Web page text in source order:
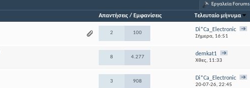
Εργαλεία Forums
Απαντήσεις/ Εμφανίσεις Τελευταίο μήνυμα
2 100
Di*Ca_Electronic
Σήμερα, 16:51
8 4.277
demkat1
Χθες, 11:33
3 908
Di*Ca_Electronic
20-07-26, 22:45